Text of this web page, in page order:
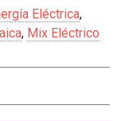
Eléctrica,
, Mix Eléctrico